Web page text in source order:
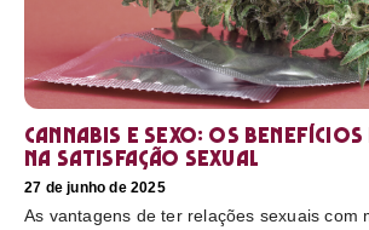
Cannabis e sexo: os
na satisfação sexual
27 de junho de 2025
As vantagens de ter relações sexuais com